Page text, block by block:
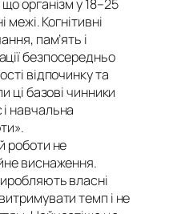
організм у 18–25
межі. Когнітивні
пам’ять і
безпосередньо
відпочинку та
ці базові чинники
навчальна
роботи не
виснаження.
власні
темп і не